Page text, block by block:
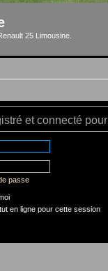
25 Limousine.
et connecté
passe
en ligne pour cette session